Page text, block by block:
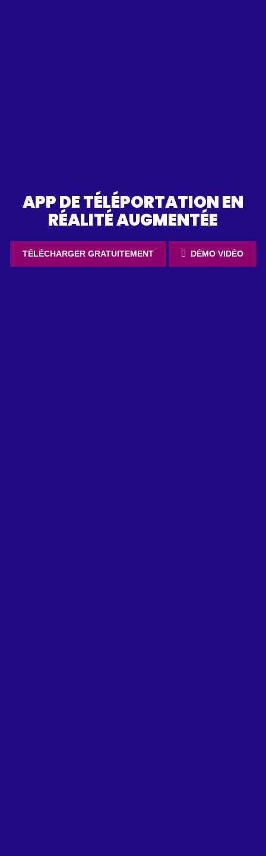
APP DE TÉLÉPORTATION EN
RÉALITÉ AUGMENTÉE
TÉLÉCHARGER GRATUITEMENT DÉMO VIDÉO